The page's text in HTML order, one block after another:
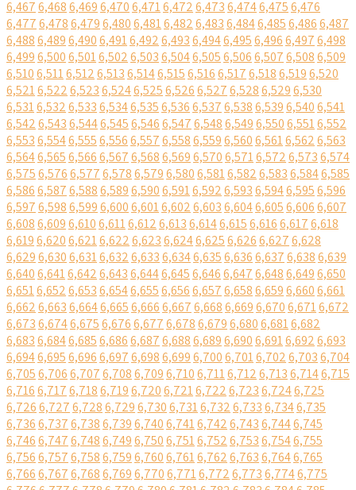
6,4676,4686,4696,4706,4716,4726,4736,4746,4756,476
6,4776,4786,4796,4806,4816,4826,4836,4846,4856,4866,487
6,4886,4896,4906,4916,4926,4936,4946,4956,4966,4976,498
6,4996,5006,5016,5026,5036,5046,5056,5066,5076,5086,509
6,5106,5116,5126,5136,5146,5156,5166,5176,5186,5196,520
6,5216,5226,5236,5246,5256,5266,5276,5286,5296,530
6,5316,5326,5336,5346,5356,5366,5376,5386,5396,5406,541
6,5426,5436,5446,5456,5466,5476,5486,5496,5506,5516,552
6,5536,5546,5556,5566,5576,5586,5596,5606,5616,5626,563
6,5646,5656,5666,5676,5686,5696,5706,5716,5726,5736,574
6,5756,5766,5776,5786,5796,5806,5816,5826,5836,5846,585
6,5866,5876,5886,5896,5906,5916,5926,5936,5946,5956,596
6,5976,5986,5996,6006,6016,6026,6036,6046,6056,6066,607
6,6086,6096,6106,6116,6126,6136,6146,6156,6166,6176,618
6,6196,6206,6216,6226,6236,6246,6256,6266,6276,628
6,6296,6306,6316,6326,6336,6346,6356,6366,6376,6386,639
6,6406,6416,6426,6436,6446,6456,6466,6476,6486,6496,650
6,6516,6526,6536,6546,6556,6566,6576,6586,6596,6606,661
6,6626,6636,6646,6656,6666,6676,6686,6696,6706,6716,672
6,6736,6746,6756,6766,6776,6786,6796,6806,6816,682
6,6836,6846,6856,6866,6876,6886,6896,6906,6916,6926,693
6,6946,6956,6966,6976,6986,6996,7006,7016,7026,7036,704
6,7056,7066,7076,7086,7096,7106,7116,7126,7136,7146,715
6,7166,7176,7186,7196,7206,7216,7226,7236,7246,725
6,7266,7276,7286,7296,7306,7316,7326,7336,7346,735
6,7366,7376,7386,7396,7406,7416,7426,7436,7446,745
6,7466,7476,7486,7496,7506,7516,7526,7536,7546,755
6,7566,7576,7586,7596,7606,7616,7626,7636,7646,765
6,7666,7676,7686,7696,7706,7716,7726,7736,7746,775